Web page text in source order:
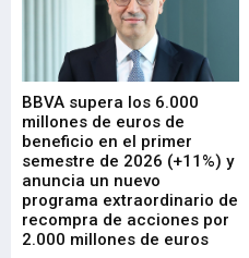
BBVA supera los 6.000
millones de euros de
beneficio en el primer
semestre de 2026 (+11%) y
anuncia un nuevo
programa extraordinario de
recompra de acciones por
2.000 millones de euros